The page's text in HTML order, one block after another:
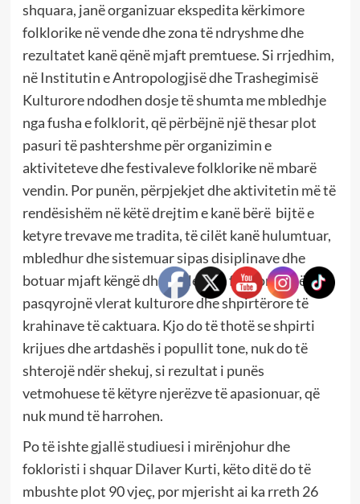
shquara, janë organizuar ekspedita kërkimore
folklorike në vende dhe zona të ndryshme dhe
rezultatet kanë qënë mjaft premtuese. Si rrjedhim,
në Institutin e Antropologjisë dhe Trashegimisë
Kulturore ndodhen dosje të shumta me mbledhje
nga fusha e folklorit, që përbëjnë një thesar plot
pasuri të pashtershme për organizimin e
aktiviteteve dhe festivaleve folklorike në mbarë
vendin. Por punën, përpjekjet dhe aktivitetin më të
rendësishëm në këtë drejtim e kanë bërë bijtë e
ketyre trevave me tradita, të cilët kanë hulumtuar,
mbledhur dhe sistemuar sipas disiplinave dhe
botuar mjaft këngë dhe mbledhje folklorike që
pasqyrojnë vlerat kulturore dhe shpirtërore të
krahinave të caktuara. Kjo do të thotë se shpirti
krijues dhe artdashës i popullit tone, nuk do të
shterojë ndër shekuj, si rezultat i punës
vetmohuese të këtyre njerëzve të apasionuar, që
nuk mund të harrohen.
Po të ishte gjallë studiuesi i mirënjohur dhe
fokloristi i shquar Dilaver Kurti, këto ditë do të
mbushte plot 90 vjeç, por mjerisht ai ka rreth 26